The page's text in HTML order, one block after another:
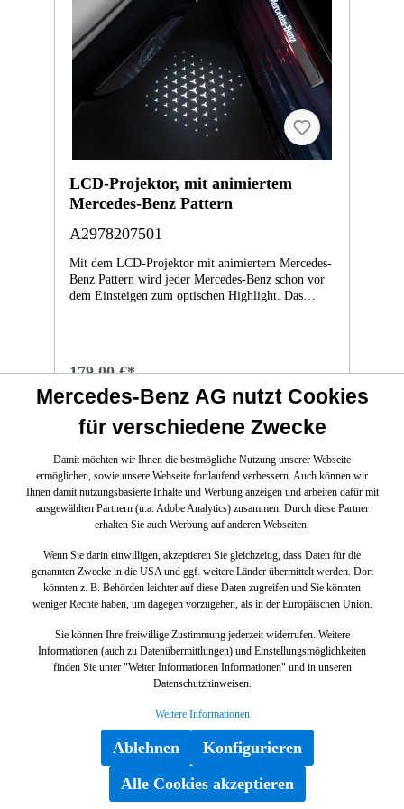
LCD-Projektor, mit animiertem
Mercedes-Benz Pattern
A2978207501
Mit dem LCD-Projektor mit animiertem Mercedes-
Benz Pattern wird jeder Mercedes-Benz schon vor
dem Einsteigen zum optischen Highlight. Das
max. 600 Sekunden deaktiviert sich der Projektor
ebenfalls selbstständig. Je nach Fahrzeug ist das Set
komfortables Ein- und Aussteigen mit zusätzlichem
ersetzt nicht nur die serienmäßigen
Ausstiegsleuchten an den Türen, sondern inszeniert
auch optisch einen attraktiven Hingucker in dunkler
Umgebung. Die Montage durch einen Mercedes-
Benz Partner wird empfohlen. Baureihen V295
(09/21- ): ab ÄJ23/2 PRO 3 auch für Fondtüren
geeignet. Hinweis: Der LCD-Projektor ersetzt die
serienmäßige Türausstiegsbeleuchtung. Im Kit sind
LCD-Projektor links/rechts enthalten. Verbaubar in
Fondtüren. Ausgeleuchtete Projektionsfläche auf
dem Boden: ca. 30 x 30 cm.
179,00 €*
Benachrichtige mich
Mit dem Absenden des Formulars akzeptiere ich die
Allgemeinen Geschäftsbedingungensowie die
Datenschutzbestimmungen
Mercedes-Benz AG nutzt Cookies
für verschiedene Zwecke
Damit möchten wir Ihnen die bestmögliche Nutzung unserer Webseite
ermöglichen, sowie unsere Webseite fortlaufend verbessern. Auch können wir
Ihnen damit nutzungsbasierte Inhalte und Werbung anzeigen und arbeiten dafür mit
ausgewählten Partnern (u.a. Adobe Analytics) zusammen. Durch diese Partner
erhalten Sie auch Werbung auf anderen Webseiten.
Wenn Sie darin einwilligen, akzeptieren Sie gleichzeitig, dass Daten für die
genannten Zwecke in die USA und ggf. weitere Länder übermittelt werden. Dort
könnten z. B. Behörden leichter auf diese Daten zugreifen und Sie könnten
weniger Rechte haben, um dagegen vorzugehen, als in der Europäischen Union.
Sie können Ihre freiwillige Zustimmung jederzeit widerrufen. Weitere
Informationen (auch zu Datenübermittlungen) und Einstellungsmöglichkeiten
finden Sie unter "Weiter Informationen Informationen" und in unseren
Datenschutzhinweisen.
Weitere Informationen
Ablehnen
Konfigurieren
Alle Cookies akzeptieren